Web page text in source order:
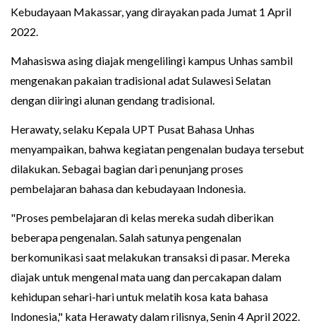
Kebudayaan Makassar, yang dirayakan pada Jumat 1 April
2022.
Mahasiswa asing diajak mengelilingi kampus Unhas sambil
mengenakan pakaian tradisional adat Sulawesi Selatan
dengan diiringi alunan gendang tradisional.
Herawaty, selaku Kepala UPT Pusat Bahasa Unhas
menyampaikan, bahwa kegiatan pengenalan budaya tersebut
dilakukan. Sebagai bagian dari penunjang proses
pembelajaran bahasa dan kebudayaan Indonesia.
"Proses pembelajaran di kelas mereka sudah diberikan
beberapa pengenalan. Salah satunya pengenalan
berkomunikasi saat melakukan transaksi di pasar. Mereka
diajak untuk mengenal mata uang dan percakapan dalam
kehidupan sehari-hari untuk melatih kosa kata bahasa
Indonesia," kata Herawaty dalam rilisnya, Senin 4 April 2022.